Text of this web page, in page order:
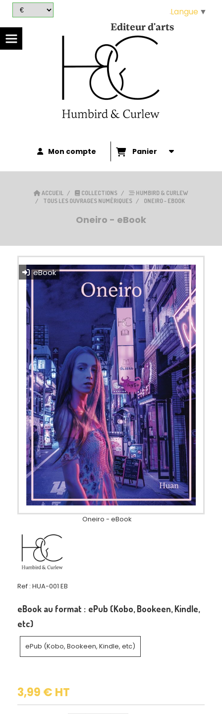
Editeur d'arts
Mon compte Panier
ACCUEIL COLLECTIONS
HUMBIRD & CURLEW
TOUS LES OUVRAGES NUMÉRIQUES
ONEIRO - EBOOK
Oneiro - eBook
eBook
Oneiro - eBook
Ref : HUA-001 EB
eBook au format : ePub (Kobo, Bookeen, Kindle,
etc)
ePub (Kobo, Bookeen, Kindle, etc)
3,99 € HT
Langue ▼
Panneau de gestion des cookies